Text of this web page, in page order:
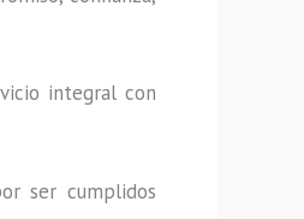
integral con
ser cumplidos